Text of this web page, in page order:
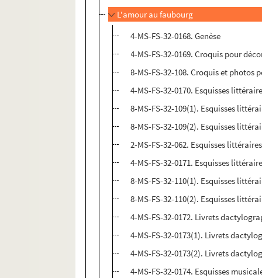
L'amour au faubourg
4-MS-FS-32-0168. Genèse
4-MS-FS-32-0169. Croquis pour
8-MS-FS-32-108. Croquis et
4-MS-FS-32-0170. Esquisses
8-MS-FS-32-109(1). Esquisses
8-MS-FS-32-109(2). Esquisses
2-MS-FS-32-062. Esquisses
4-MS-FS-32-0171. Esquisses
8-MS-FS-32-110(1). Esquisses
8-MS-FS-32-110(2). Esquisses
4-MS-FS-32-0172. Livrets
4-MS-FS-32-0173(1). Livrets
4-MS-FS-32-0173(2). Livrets
4-MS-FS-32-0174. Esquisses